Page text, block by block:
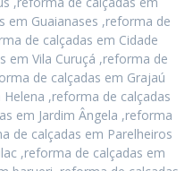
em Guaianases ,reforma de
de calçadas em Cidade
em Vila Curuçá ,reforma de
de calçadas em Grajaú
,reforma de calçadas
em Jardim Ângela ,reforma
de calçadas em Parelheiros
,reforma de calçadas em